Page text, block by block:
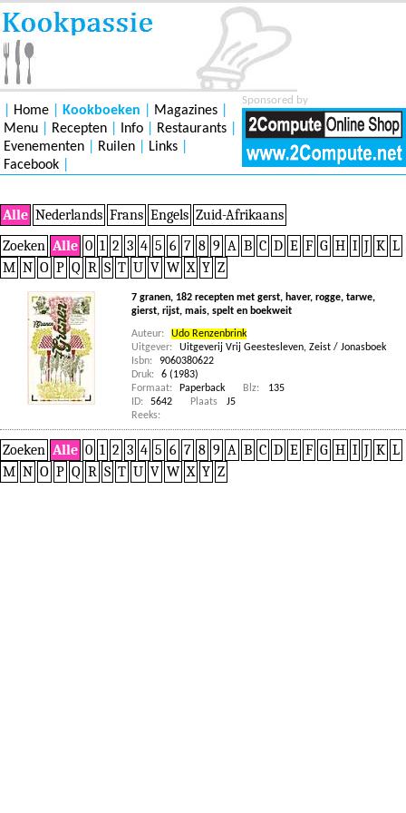
Sponsored by
Home Kookboeken Magazines
Menu
Recepten Info Restaurants
Evenementen
Ruilen Links
Facebook
Alle Nederlands Frans Engels Zuid-Afrikaans
Zoeken Alle 0 1 2 3 4 5 6 7 8 9 A B C D E F G H I J K L
M N O P Q R S T U V W X Y Z
7 granen, 182 recepten met gerst, haver, rogge, tarwe,
gierst, rijst, mais, spelt en boekweit
Auteur:
Udo Renzenbrink
Uitgever:
Uitgeverij Vrij Geestesleven, Zeist / Jonasboek
Isbn:
9060380622
Druk:
6 (1983)
Formaat:
Paperback Blz:
135
ID:
5642 Plaats
J5
Reeks:
Zoeken Alle 0 1 2 3 4 5 6 7 8 9 A B C D E F G H I J K L
M N O P Q R S T U V W X Y Z